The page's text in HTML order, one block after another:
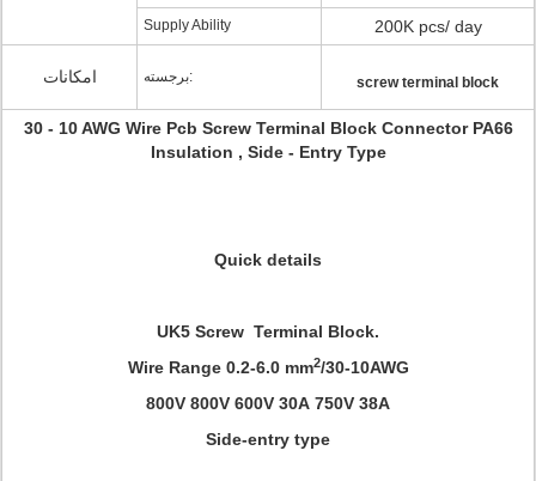
Supply Ability 200K pcs/ day
امکانات برجسته: screw terminal block
30 - 10 AWG Wire Pcb Screw Terminal Block Connector PA66
Insulation , Side - Entry Type
Quick details
UK5 Screw Terminal Block.
Wire Range 0.2-6.0 mm2/30-10AWG
800V 800V 600V 30A 750V 38A
Side-entry type